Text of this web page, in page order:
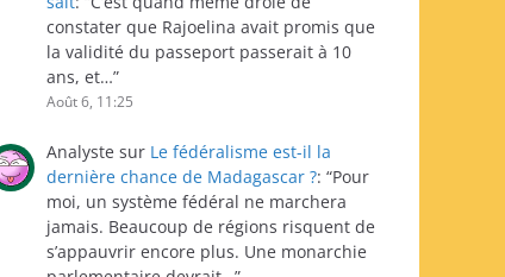
constater que Rajoelina avait promis que
la validité du passeport passerait à 10
ans, et…”
Août 6, 11:25
Analyste sur Le fédéralisme est-il la
dernière chance de Madagascar ?: “Pour
moi, un système fédéral ne marchera
jamais. Beaucoup de régions risquent de
s’appauvrir encore plus. Une monarchie